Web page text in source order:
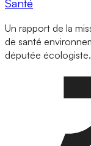
Un rapport de la
de santé
députée